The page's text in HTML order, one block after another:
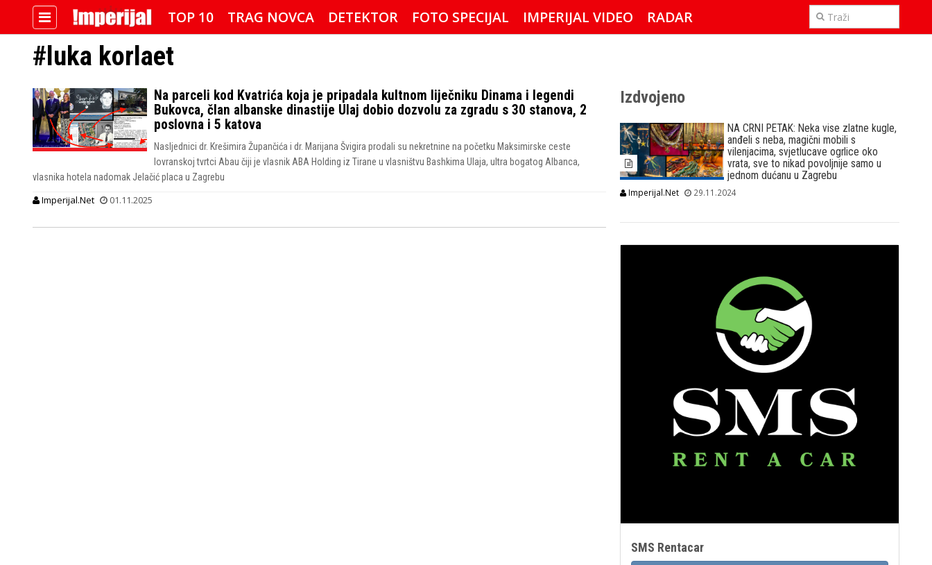
TOP 10 TRAG NOVCA DETEKTOR FOTO SPECIJAL IMPERIJAL VIDEO
RADAR
#luka korlaet
Na parceli kod Kvatrića koja je pripadala kultnom liječniku Dinama i legendi
Bukovca, član albanske dinastije Ulaj dobio dozvolu za zgradu s 30 stanova, 2
poslovna i 5 katova
Nasljednici dr. Krešimira Župančića i dr. Marijana Švigira prodali su nekretnine na početku Maksimirske ceste
lovranskoj tvrtci Abau čiji je vlasnik ABA Holding iz Tirane u vlasništvu Bashkima Ulaja, ultra bogatog Albanca,
vlasnika hotela nadomak Jelačić placa u Zagrebu
Imperijal.Net 01.11.2025
Izdvojeno
NA CRNI PETAK: Neka vise zlatne kugle,
anđeli s neba, magični mobili s
vilenjacima, svjetlucave ogrlice oko
vrata, sve to nikad povoljnije samo u
jednom dućanu u Zagrebu
Imperijal.Net 29.11.2024
SMS Rentacar